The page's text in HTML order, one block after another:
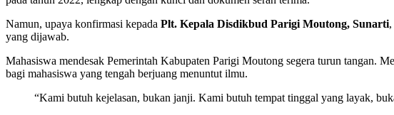
Namun, upaya konfirmasi kepada Plt. Kepala Disdikbud Parigi Moutong, Sunarti,
yang dijawab.
Mahasiswa mendesak Pemerintah Kabupaten Parigi Moutong segera turun tangan.
bagi mahasiswa yang tengah berjuang menuntut ilmu.
“Kami butuh kejelasan, bukan janji. Kami butuh tempat tinggal yang layak,